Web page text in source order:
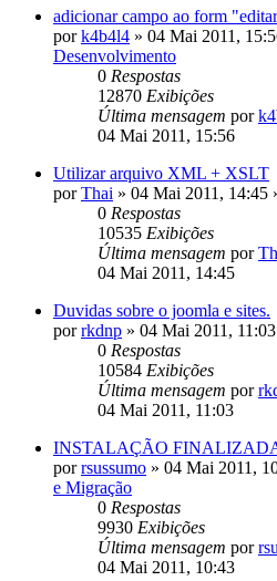
adicionar campo ao form
pork4b4l4 » 04 Mai 2011,
Desenvolvimento
0 Respostas
12870 Exibições
Última mensagem por
04 Mai 2011, 15:56
Utilizar arquivo XML + XSLT
porThai » 04 Mai 2011, 14:45
0 Respostas
10535 Exibições
Última mensagem por
04 Mai 2011, 14:45
Duvidas sobre o joomla e sites.
porrkdnp » 04 Mai 2011, 11:03
0 Respostas
10584 Exibições
Última mensagem por
04 Mai 2011, 11:03
INSTALAÇÃO
porrsussumo » 04 Mai 2011,
e Migração
0 Respostas
9930 Exibições
Última mensagem por
04 Mai 2011, 10:43